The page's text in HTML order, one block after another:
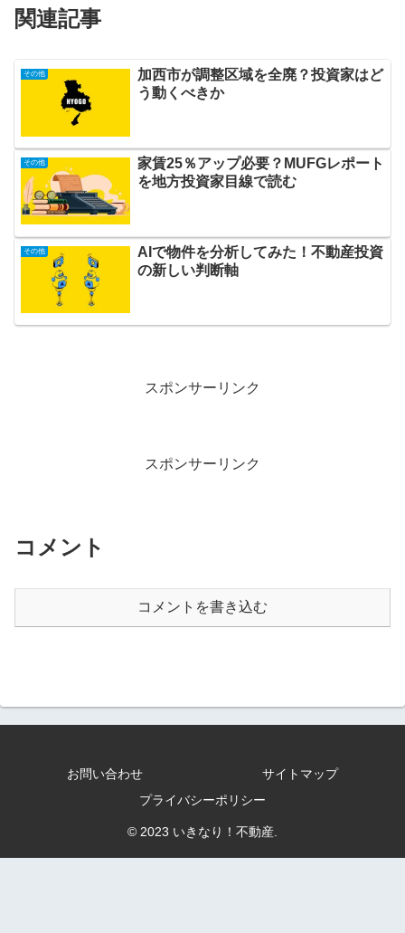
関連記事
その他
加西市が調整区域を全廃？投資家はど
う動くべきか
その他
家賃25％アップ必要？MUFGレポート
を地方投資家目線で読む
その他
AIで物件を分析してみた！不動産投資
の新しい判断軸
スポンサーリンク
スポンサーリンク
コメント
コメントを書き込む
お問い合わせ
サイトマップ
プライバシーポリシー
© 2023 いきなり！不動産.